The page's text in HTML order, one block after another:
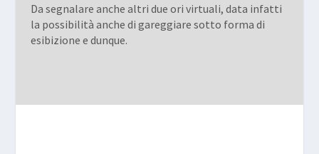
Da segnalare anche altri due ori virtuali, data infatti
la possibilità anche di gareggiare sotto forma di
esibizione e dunque.